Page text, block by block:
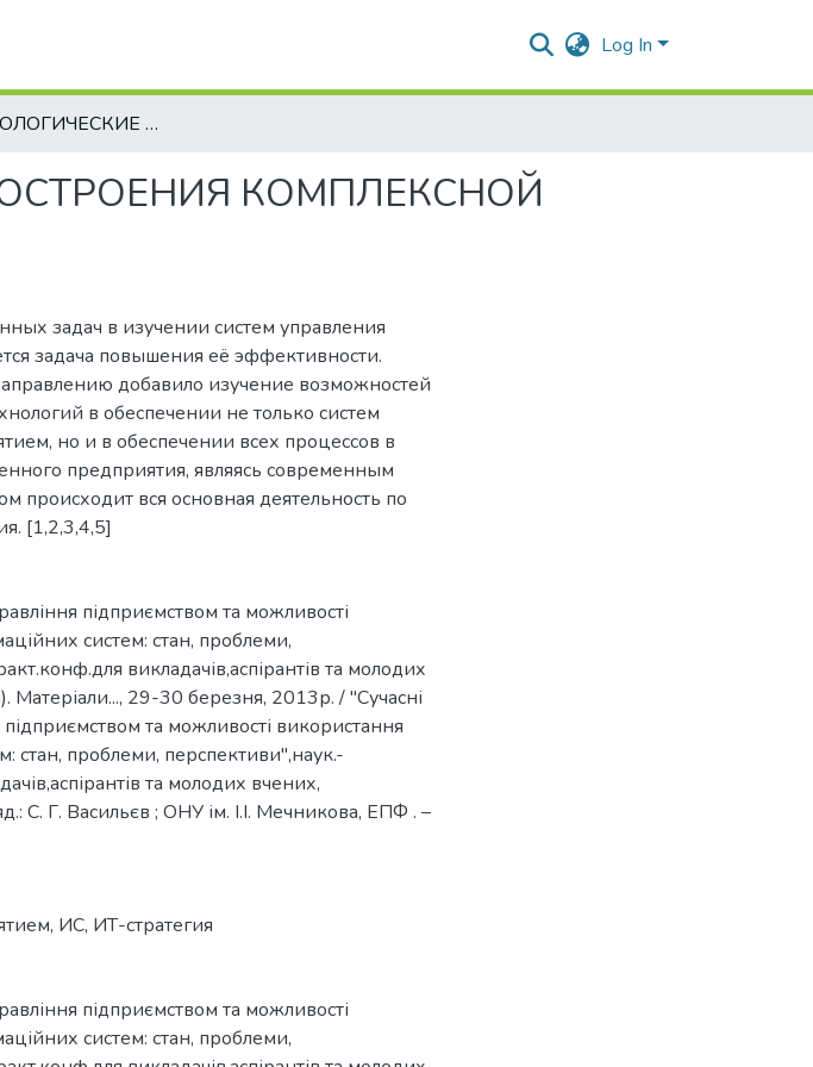
Log In
МЕТОДОЛОГИЧЕСКИЕ ОСНОВЫ ПОСТРОЕНИЯ КОМПЛЕКСНОЙ МОДЕЛИ ПРЕДПРИЯТИЯ
КОМПЛЕКСНОЙ
задач в изучении систем управления
задача повышения её эффективности.
добавило изучение возможностей
в обеспечении не только систем
но и в обеспечении всех процессов в
предприятия, являясь современным
происходит вся основная деятельность по
[1,2,3,4,5]
підприємством та можливості
систем: стан, проблеми,
викладачів,аспірантів та молодих
Матеріали..., 29-30 березня, 2013р. / "Сучасні
підприємством та можливості використання
стан, проблеми, перспективи",наук.-
та молодих вчених,
С. Г. Васильєв ; ОНУ ім. І.І. Мечникова, ЕПФ . –
, ИС, ИТ-стратегия
підприємством та можливості
систем: стан, проблеми,